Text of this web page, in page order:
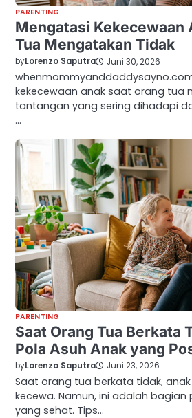
PARENTING
Mengatasi Kekecewaan
Tua Mengatakan Tidak
byLorenzo Saputra Juni 30, 2026
kekecewaan anak saat orang tua
tantangan yang sering dihadapi
…
PARENTING
Saat Orang Tua Berkata
Pola Asuh Anak yang
byLorenzo Saputra Juni 23, 2026
Saat orang tua berkata tidak,
kecewa. Namun, ini adalah
yang sehat. Tips…